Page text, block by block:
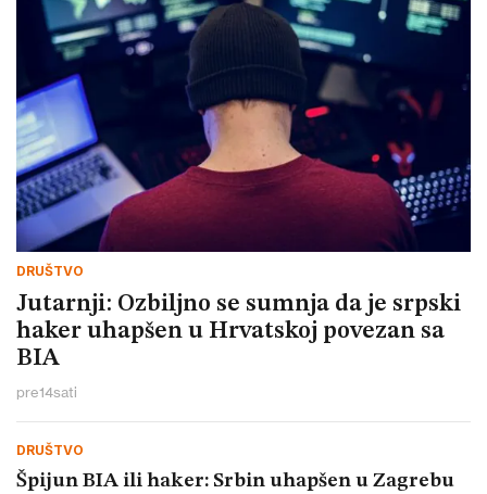
DRUŠTVO
Jutarnji: Ozbiljno se sumnja da je srpski
haker uhapšen u Hrvatskoj povezan sa
BIA
pre14sati
DRUŠTVO
Špijun BIA ili haker: Srbin uhapšen u Zagrebu